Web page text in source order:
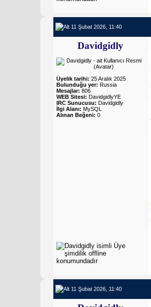
11 Şubat 2026, 11:40
Davidgidly
Üyelik tarihi: 25 Aralık 2025
Bulunduğu yer: Russia
Mesajlar: 806
WEB Sitesi: DavidgidlyYE
IRC Sunucusu: Davidgidly
İlgi Alanı: MySQL
Alınan Beğeni: 0
11 Şubat 2026, 11:40